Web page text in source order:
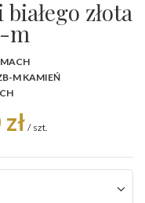
złota
m
M KAMIEŃ
/ szt.